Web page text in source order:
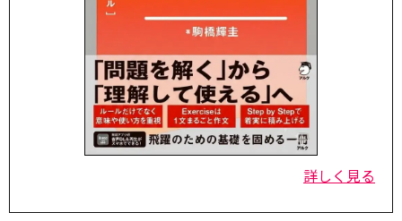
詳しく見る